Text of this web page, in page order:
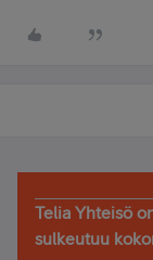
Telia Yhteisö
sulkeutuu